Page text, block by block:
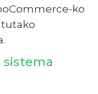
ko
sistema